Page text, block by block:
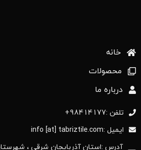
خانه
محصولات
درباره ما
تلفن :98414177+
ایمیل :info [at] tabriztile.com